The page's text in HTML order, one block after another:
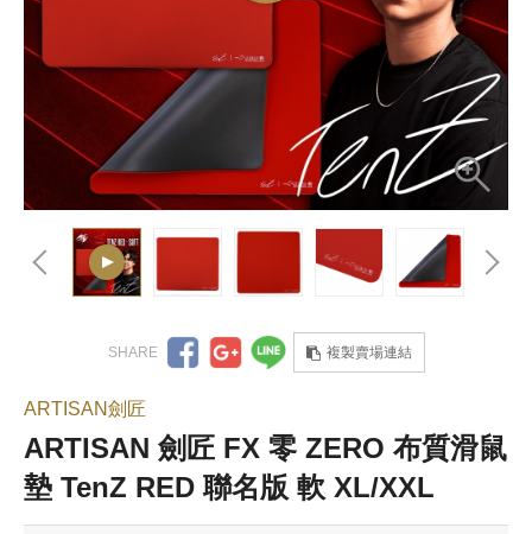
複製賣場連結
ARTISAN劍匠
ARTISAN 劍匠 FX 零 ZERO 布質滑鼠
墊 TenZ RED 聯名版 軟 XL/XXL